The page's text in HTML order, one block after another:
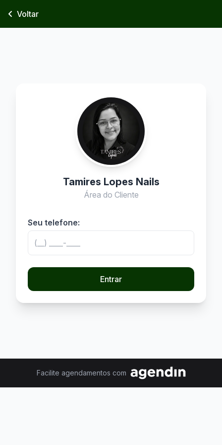
Voltar
Tamires Lopes Nails
Área do Cliente
Seu telefone:
Entrar
Facilite agendamentos com